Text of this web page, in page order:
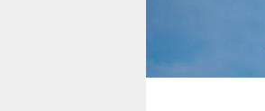
genossenschaft